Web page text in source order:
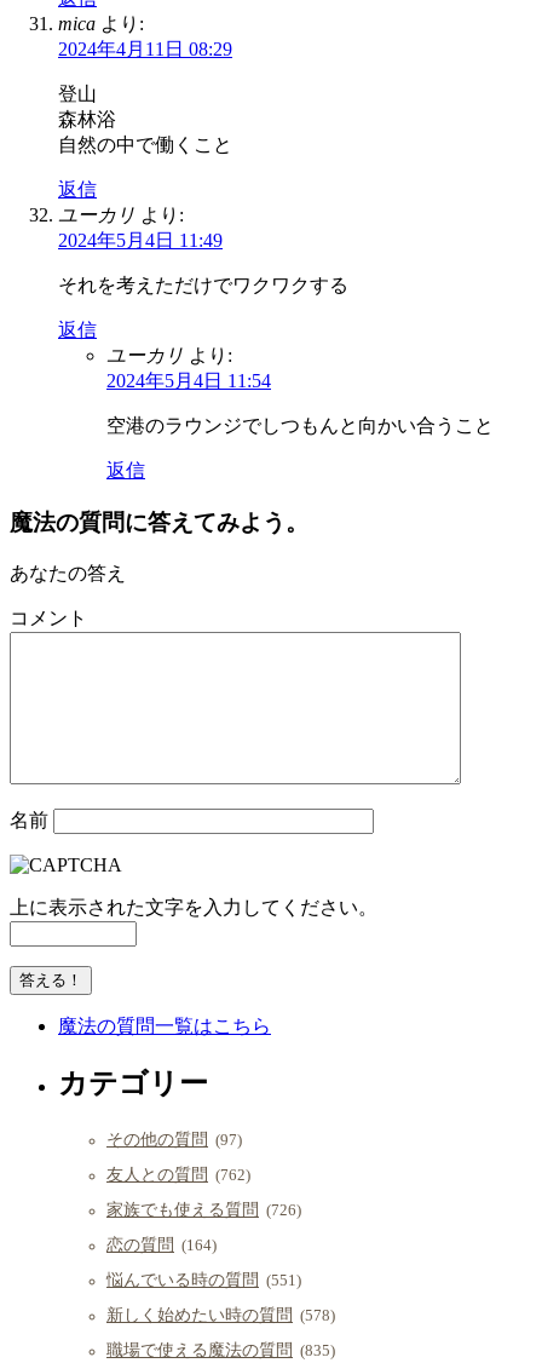
mica より:
2024年4月11日 08:29
登山
森林浴
自然の中で働くこと
返信
ユーカリ より:
2024年5月4日 11:49
それを考えただけでワクワクする
返信
ユーカリ より:
2024年5月4日 11:54
空港のラウンジでしつもんと向かい合うこと
返信
魔法の質問に答えてみよう。
あなたの答え
コメント
名前
上に表示された文字を入力してください。
魔法の質問一覧はこちら
カテゴリー
その他の質問 (97)
友人との質問 (762)
家族でも使える質問 (726)
恋の質問 (164)
悩んでいる時の質問 (551)
新しく始めたい時の質問 (578)
職場で使える魔法の質問 (835)